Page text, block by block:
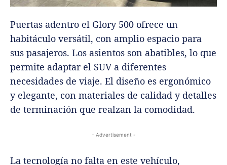
Puertas adentro el Glory 500 ofrece un
habitáculo versátil, con amplio espacio para
sus pasajeros. Los asientos son abatibles, lo que
permite adaptar el SUV a diferentes
necesidades de viaje. El diseño es ergonómico
y elegante, con materiales de calidad y detalles
de terminación que realzan la comodidad.
- Advertisement -
La tecnología no falta en este vehículo,